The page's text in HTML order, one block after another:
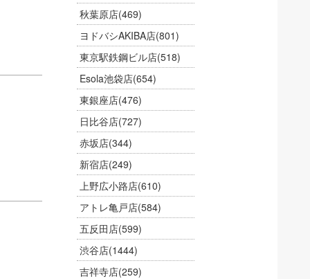
秋葉原店(469)
ヨドバシAKIBA店(801)
東京駅鉄鋼ビル店(518)
Esola池袋店(654)
東銀座店(476)
日比谷店(727)
赤坂店(344)
新宿店(249)
上野広小路店(610)
アトレ亀戸店(584)
五反田店(599)
渋谷店(1444)
吉祥寺店(259)